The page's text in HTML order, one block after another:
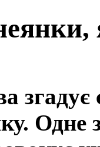
згадує
Одне